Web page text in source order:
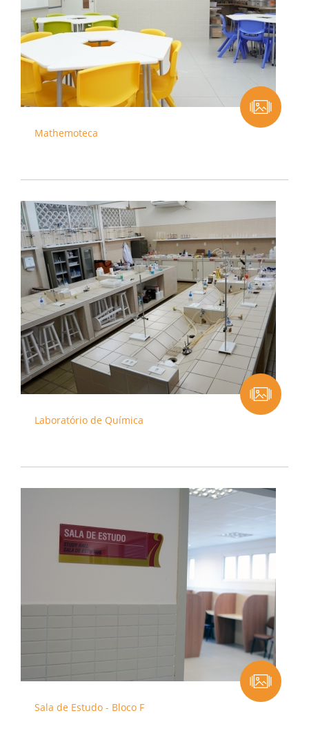
Mathemoteca
Laboratório de Química
Sala de Estudo - Bloco F